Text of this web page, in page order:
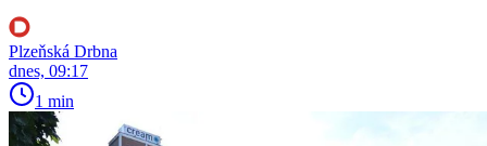
Plzeňská Drbna
dnes, 09:17
1 min